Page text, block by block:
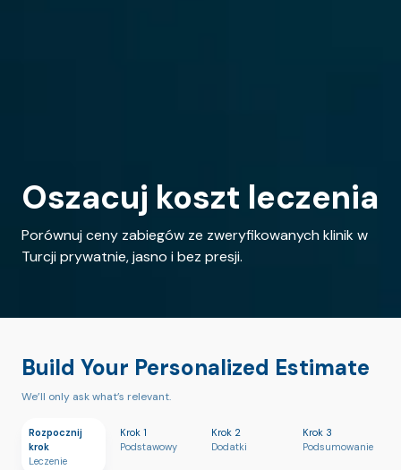
Oszacuj koszt leczenia
Porównuj ceny zabiegów ze zweryfikowanych klinik w
Turcji prywatnie, jasno i bez presji.
Build Your Personalized Estimate
We’ll only ask what’s relevant.
Rozpocznij
krok
Leczenie
Krok 1
Podstawowy
Krok 2
Dodatki
Krok 3
Podsumowanie